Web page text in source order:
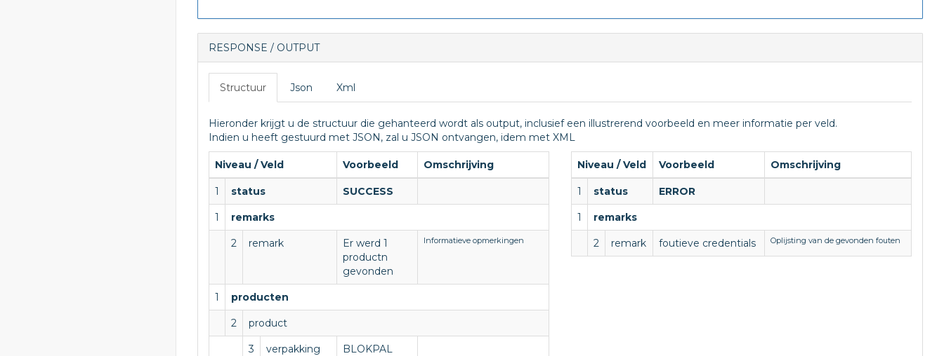
RESPONSE / OUTPUT
Structuur Json Xml
Hieronder krijgt u de structuur die gehanteerd wordt als output, inclusief een illustrerend voorbeeld en meer informatie per veld.
Indien u heeft gestuurd met JSON, zal u JSON ontvangen, idem met XML
Niveau / Veld Voorbeeld Omschrijving
1 status SUCCESS
1 remarks
2 remark
Er werd 1
productn
gevonden
Informatieve opmerkingen
1 producten
2 product
3 verpakking BLOKPAL
Niveau / Veld Voorbeeld Omschrijving
1 status ERROR
1 remarks
2 remark foutieve credentials Oplijsting van de gevonden fouten